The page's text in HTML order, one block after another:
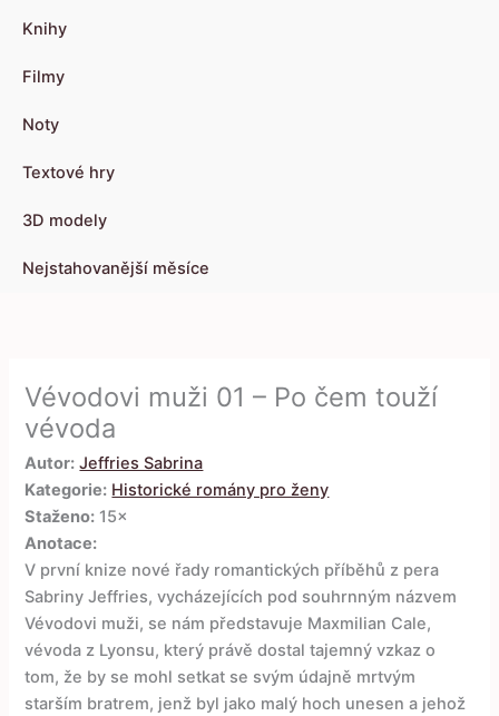
Knihy
Filmy
Noty
Textové hry
3D modely
Nejstahovanější měsíce
Vévodovi muži 01 – Po čem touží
vévoda
Autor: Jeffries Sabrina
Kategorie: Historické romány pro ženy
Staženo: 15×
Anotace:
V první knize nové řady romantických příběhů z pera
Sabriny Jeffries, vycházejících pod souhrnným názvem
Vévodovi muži, se nám představuje Maxmilian Cale,
vévoda z Lyonsu, který právě dostal tajemný vzkaz o
tom, že by se mohl setkat se svým údajně mrtvým
starším bratrem, jenž byl jako malý hoch unesen a jehož